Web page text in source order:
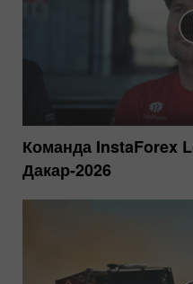
Команда InstaForex
Дакар-2026